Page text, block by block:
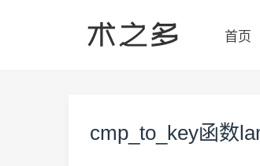
首页
cmp_to_key函数